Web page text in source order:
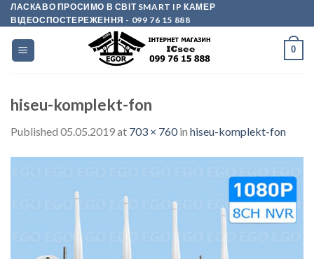
Skip
to
content
ЛАСКАВО ПРОСИМО В СВІТ SMART IP КАМЕР
ВІДЕОСПОСТЕРЕЖЕННЯ - 099 76 15 888
0
hiseu-komplekt-fon
Published 05.05.2019at 703 × 760in hiseu-komplekt-fon